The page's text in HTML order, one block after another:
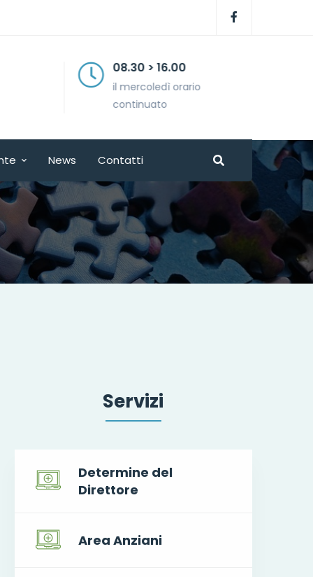
08.30 > 16.00
il mercoledì orario
continuato
News Contatti
Servizi
Determine del
Direttore
Area Anziani